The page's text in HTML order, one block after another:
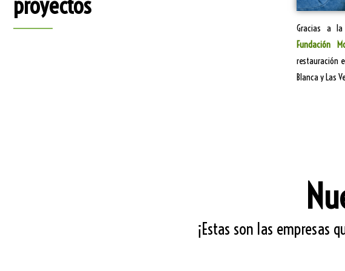
proyectos
Gracias a
Fundación
restauración
Blanca y Las
¡Estas son las empresas